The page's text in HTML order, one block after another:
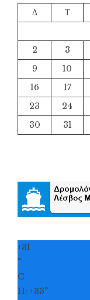
Δ
Τ
2
3
9
10
16
17
23
24
30
31
+31
°
C
H: +33°